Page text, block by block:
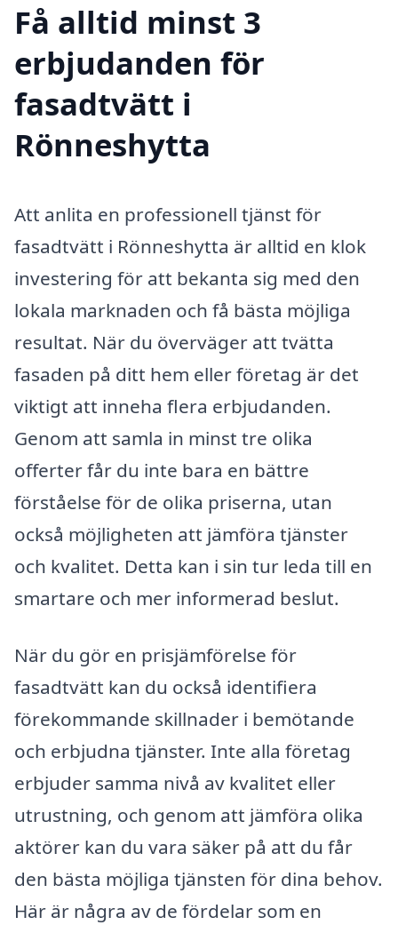
Få alltid minst 3
erbjudanden för
fasadtvätt i
Rönneshytta
Att anlita en professionell tjänst för
fasadtvätt i Rönneshytta är alltid en klok
investering för att bekanta sig med den
lokala marknaden och få bästa möjliga
resultat. När du överväger att tvätta
fasaden på ditt hem eller företag är det
viktigt att inneha flera erbjudanden.
Genom att samla in minst tre olika
offerter får du inte bara en bättre
förståelse för de olika priserna, utan
också möjligheten att jämföra tjänster
och kvalitet. Detta kan i sin tur leda till en
smartare och mer informerad beslut.
När du gör en prisjämförelse för
fasadtvätt kan du också identifiera
förekommande skillnader i bemötande
och erbjudna tjänster. Inte alla företag
erbjuder samma nivå av kvalitet eller
utrustning, och genom att jämföra olika
aktörer kan du vara säker på att du får
den bästa möjliga tjänsten för dina behov.
Här är några av de fördelar som en